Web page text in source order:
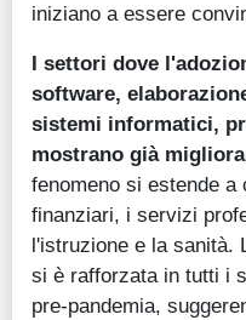
iniziano a essere
I settori dove
software,
sistemi informatici,
mostrano già
fenomeno si estende
finanziari, i servizi
l'istruzione e la sanità.
si è rafforzata in tutti i
pre-pandemia,